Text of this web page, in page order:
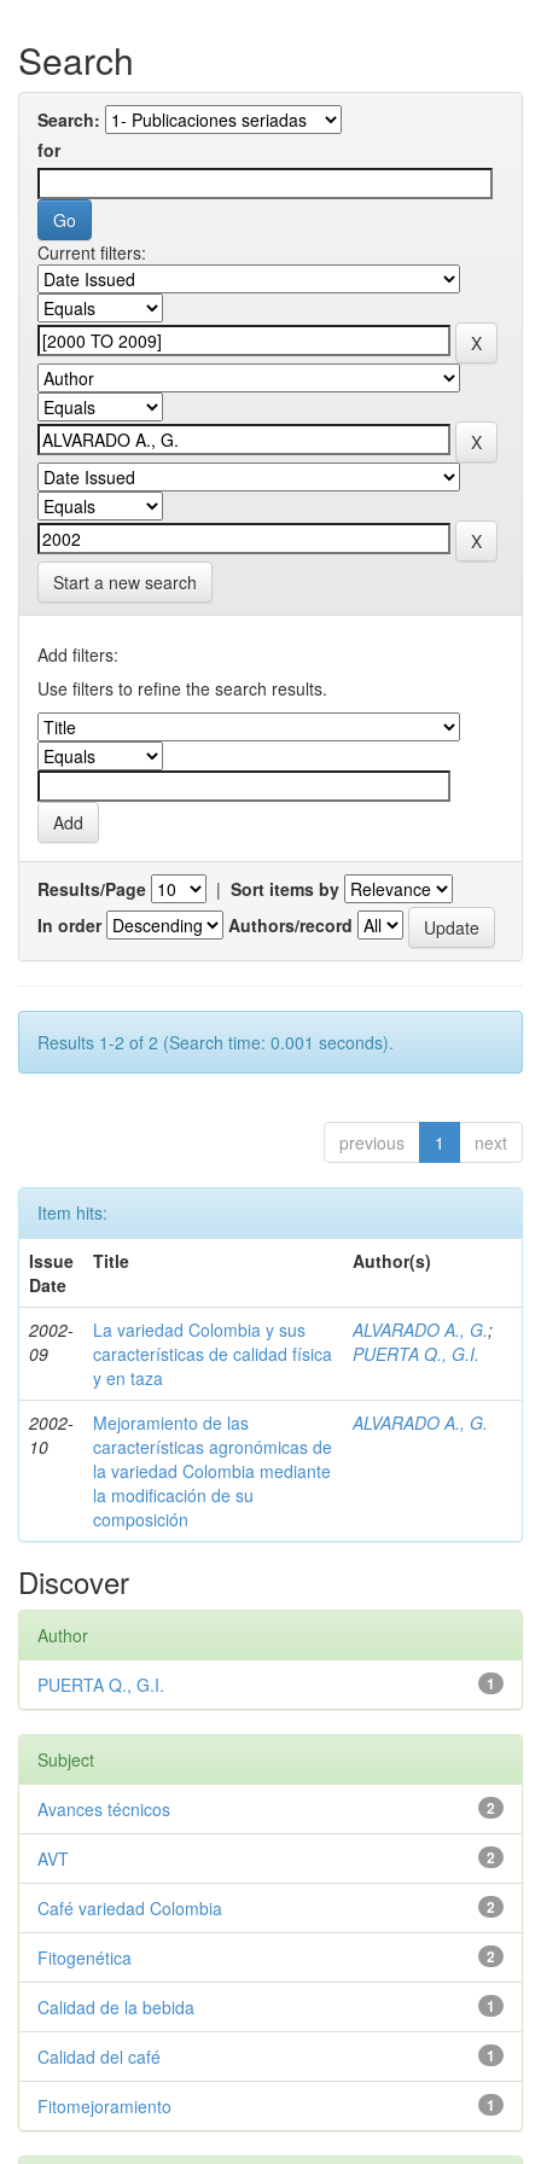
Search
Search:
for
Current filters:
Start a new search
Add filters:
Use filters to refine the search results.
Results/Page | Sort items by
In order
Authors/record
Results 1-2 of 2 (Search time: 0.001 seconds).
previous 1 next
Item hits:
Issue
Date
Title Author(s)
2002-
09
La variedad Colombia y sus
características de calidad física
y en taza
ALVARADO A., G.;
PUERTA Q., G.I.
2002-
10
Mejoramiento de las
características agronómicas de
la variedad Colombia mediante
la modificación de su
composición
ALVARADO A., G.
Discover
Author
1
PUERTA Q., G.I.
Subject
2
Avances técnicos
2
AVT
2
Café variedad Colombia
2
Fitogenética
1
Calidad de la bebida
1
Calidad del café
1
Fitomejoramiento